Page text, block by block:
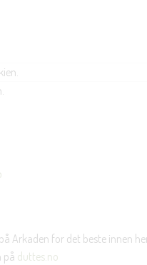
på Arkaden for det beste innen
på duttes.no